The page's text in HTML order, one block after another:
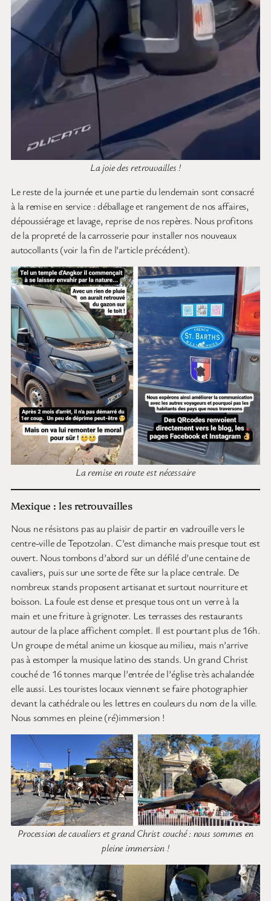
La joie des retrouvailles !
Le reste de la journée et une partie du lendemain sont consacré
à la remise en service : déballage et rangement de nos affaires,
dépoussiérage et lavage, reprise de nos repères. Nous profitons
de la propreté de la carrosserie pour installer nos nouveaux
autocollants (voir la fin de l’article précédent).
La remise en route est nécessaire
Mexique : les retrouvailles
Nous ne résistons pas au plaisir de partir en vadrouille vers le
centre-ville de Tepotzolan. C’est dimanche mais presque tout est
ouvert. Nous tombons d’abord sur un défilé d’une centaine de
cavaliers, puis sur une sorte de fête sur la place centrale. De
nombreux stands proposent artisanat et surtout nourriture et
boisson. La foule est dense et presque tous ont un verre à la
main et une friture à grignoter. Les terrasses des restaurants
autour de la place affichent complet. Il est pourtant plus de 16h.
Un groupe de métal anime un kiosque au milieu, mais n’arrive
pas à estomper la musique latino des stands. Un grand Christ
couché de 16 tonnes marque l’entrée de l’église très achalandée
elle aussi. Les touristes locaux viennent se faire photographier
devant la cathédrale ou les lettres en couleurs du nom de la ville.
Nous sommes en pleine (ré)immersion !
Procession de cavaliers et grand Christ couché : nous sommes en
pleine immersion !